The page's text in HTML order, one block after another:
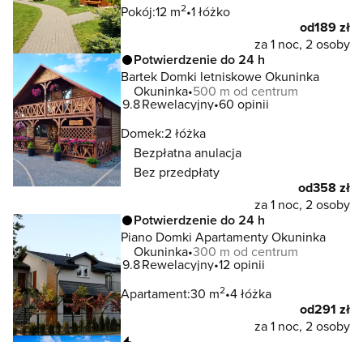
Pokój:12 m2 1 łóżko
od189 zł
za 1 noc, 2 osoby
Potwierdzenie do 24 h
Bartek Domki letniskowe Okuninka
Okuninka 500 m od centrum
9.8Rewelacyjny 60 opinii
Domek:2 łóżka
Bezpłatna anulacja
Bez przedpłaty
od358 zł
za 1 noc, 2 osoby
Potwierdzenie do 24 h
Piano Domki Apartamenty Okuninka
Okuninka 300 m od centrum
9.8Rewelacyjny 12 opinii
Apartament:30 m2 4 łóżka
od291 zł
za 1 noc, 2 osoby